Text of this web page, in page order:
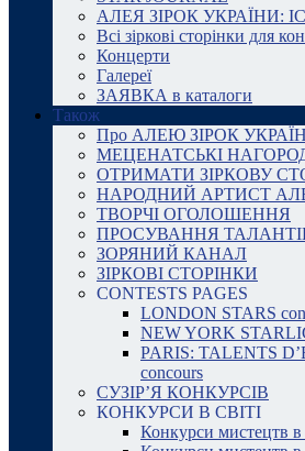
АЛЕЯ ЗІРОК УКРАЇНИ:
Всі зіркові сторінки для
Концерти
Галереї
ЗАЯВКА в каталоги
Також
Про АЛЕЮ ЗІРОК
МЕЦЕНАТСЬКІ
ОТРИМАТИ ЗІРКОВУ
НАРОДНИЙ АРТИСТ
ТВОРЧІ ОГОЛОШЕННЯ
ПРОСУВАННЯ ТАЛАНТІВ:
ЗОРЯНИЙ КАНАЛ
ЗІРКОВІ СТОРІНКИ
CONTESTS PAGES
LONDON STARS
NEW YORK
PARIS: TALENTS
concours
СУЗІР’Я КОНКУРСІВ
КОНКУРСИ В СВІТІ
Конкурси мистецтв в